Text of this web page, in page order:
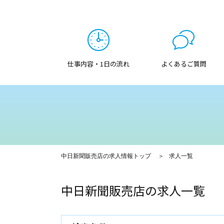
仕事内容・1日の流れ よくあるご質問
中日新聞販売店の求人情報トップ 求人一覧
中日新聞販売店の求人一覧